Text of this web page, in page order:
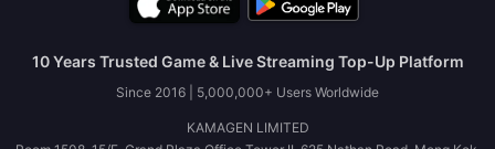
10 Years Trusted Game & Live Streaming Top-Up Platform
Since 2016 | 5,000,000+ Users Worldwide
KAMAGEN LIMITED